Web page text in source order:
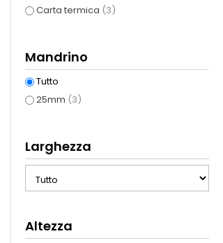
Carta termica (3)
Mandrino
Tutto
25mm (3)
Larghezza
Altezza